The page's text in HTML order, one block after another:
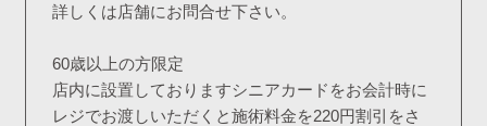
詳しくは店舗にお問合せ下さい。
60歳以上の方限定
店内に設置しておりますシニアカードをお会計時に
レジでお渡しいただくと施術料金を220円割引をさ